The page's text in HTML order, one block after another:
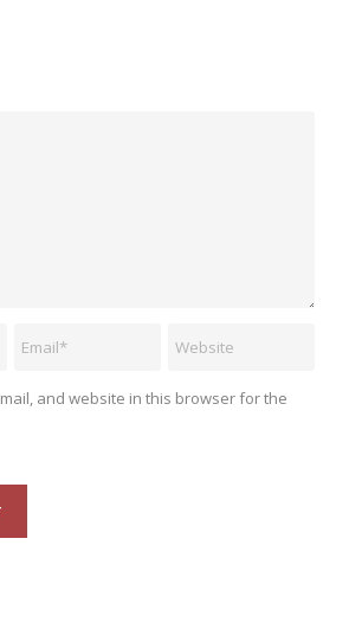
and website in this browser for the